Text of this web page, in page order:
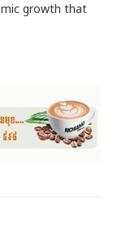
growth that